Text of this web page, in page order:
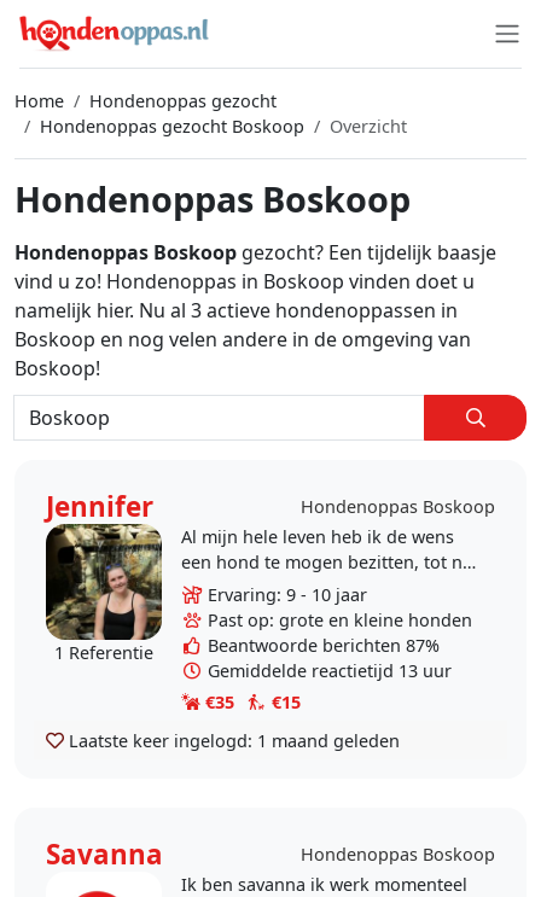
Home
Hondenoppas gezocht
Hondenoppas gezocht Boskoop
Overzicht
Hondenoppas Boskoop
Hondenoppas Boskoop gezocht? Een tijdelijk baasje
vind u zo! Hondenoppas in Boskoop vinden doet u
namelijk hier. Nu al 3 actieve hondenoppassen in
Boskoop en nog velen andere in de omgeving van
Boskoop!
Jennifer Hondenoppas Boskoop
1 Referentie
Al mijn hele leven heb ik de wens
een hond te mogen bezitten, tot nu
toe is dat nog niet gelukt. Wel is
het mij gelukt om mijn opleiding
tot..
Ervaring: 9 - 10 jaar
Past op: grote en kleine honden
Beantwoorde berichten 87%
Gemiddelde reactietijd 13 uur
€35
€15
Laatste keer ingelogd: 1 maand geleden
Savanna
Hondenoppas Boskoop
Ik ben savanna ik werk momenteel